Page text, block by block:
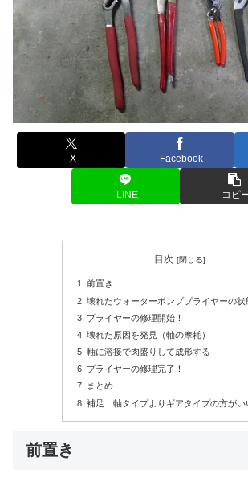
X Facebook
LINE コピ
目次
前置き
壊れたウォーターポンププライヤーの状
プライヤーの修理開始！
壊れた原因を発見（軸の摩耗）
軸に溶接で肉盛りして成形する
プライヤーの修理完了！
まとめ
補足 軸タイプよりギアタイプの方がい
前置き